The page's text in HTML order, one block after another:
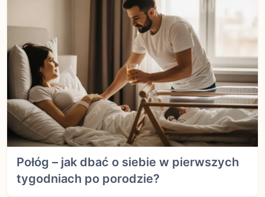
Połóg – jak dbać o siebie w pierwszych
tygodniach po porodzie?